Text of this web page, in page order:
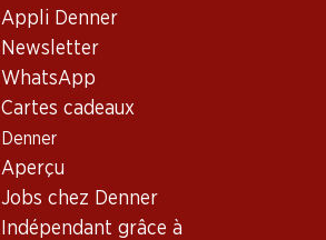
Appli Denner
Newsletter
WhatsApp
Cartes cadeaux
Denner
Aperçu
Jobs chez Denner
Indépendant grâce à